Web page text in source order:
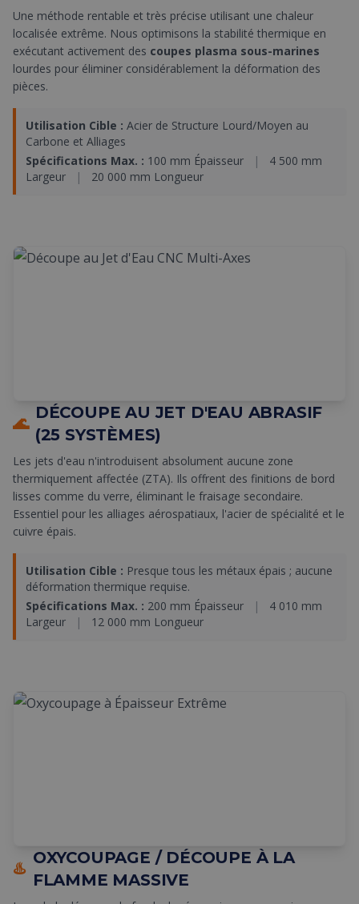
Une méthode rentable et très précise utilisant une chaleur
localisée extrême. Nous optimisons la stabilité thermique en
exécutant activement des coupes plasma sous-marines
lourdes pour éliminer considérablement la déformation des
pièces.
Utilisation Cible : Acier de Structure Lourd/Moyen au
Carbone et Alliages
Spécifications Max. : 100 mm Épaisseur |
4 500 mm
Largeur
| 20 000 mm Longueur
🌊
DÉCOUPE AU JET D'EAU ABRASIF
(25 SYSTÈMES)
Les jets d'eau n'introduisent absolument aucune zone
thermiquement affectée (ZTA). Ils offrent des finitions de bord
lisses comme du verre, éliminant le fraisage secondaire.
Essentiel pour les alliages aérospatiaux, l'acier de spécialité et le
cuivre épais.
Utilisation Cible : Presque tous les métaux épais ; aucune
déformation thermique requise.
Spécifications Max. : 200 mm Épaisseur |
4 010 mm
Largeur
| 12 000 mm Longueur
♨️
OXYCOUPAGE / DÉCOUPE À LA
FLAMME MASSIVE